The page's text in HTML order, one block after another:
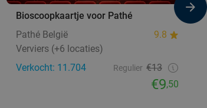
Bioscoopkaartje voor Pathé
Pathé België
9.8
Verviers (+6 locaties)
Verkocht: 11.704
Regulier €13
€9,50